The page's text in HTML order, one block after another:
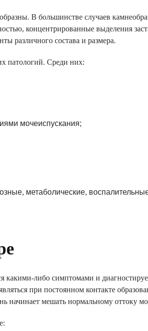
В большинстве случаев
концентрированные выделения
различного состава и размера.
патологий. Среди них:
мочеиспускания;
метаболические,
какими-либо симптомами и
при постоянном контакте
начинает мешать нормальному оттоку